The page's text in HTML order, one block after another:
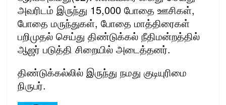
அவரிடம் இருந்து 15,000 போதை ஊசிகள்,
போதை மருந்துகள், போதை மாத்திரைகள்
பறிமுதல் செய்து திண்டுக்கல் நீதிமன்றத்தில்
ஆஜர் படுத்தி சிறையில் அடைத்தனர்.
திண்டுக்கல்லில் இருந்து நமது குடியுரிமை
நிருபர்.